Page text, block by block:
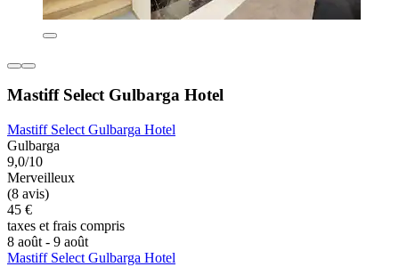
Mastiff Select Gulbarga Hotel
Mastiff Select Gulbarga Hotel
Gulbarga
9,0/10
Merveilleux
(8 avis)
45 €
taxes et frais compris
8 août - 9 août
Mastiff Select Gulbarga Hotel